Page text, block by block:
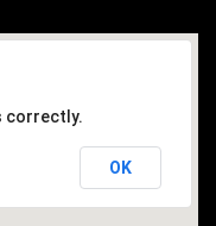
correctly.
OK